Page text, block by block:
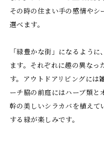
その時の住まい手の感情や
選べます。
「緑豊かな街」になるよう
ます。それぞれに趣の異なっ
す。アウトドアリビングには
ーチ脇の前庭にはハーブ類と
幹の美しいシラカバを植えて
する緑が楽しみです。